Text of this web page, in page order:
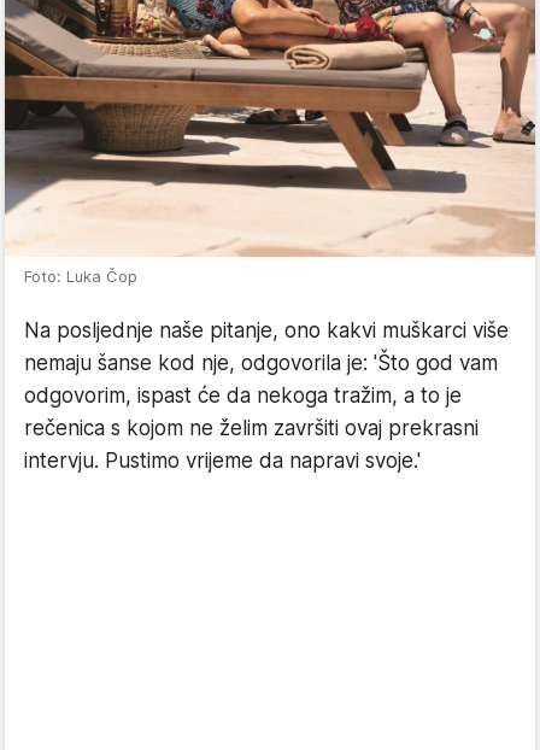
Foto: Luka Čop
Na posljednje naše pitanje, ono kakvi muškarci više
nemaju šanse kod nje, odgovorila je: 'Što god vam
odgovorim, ispast će da nekoga tražim, a to je
rečenica s kojom ne želim završiti ovaj prekrasni
intervju. Pustimo vrijeme da napravi svoje.'